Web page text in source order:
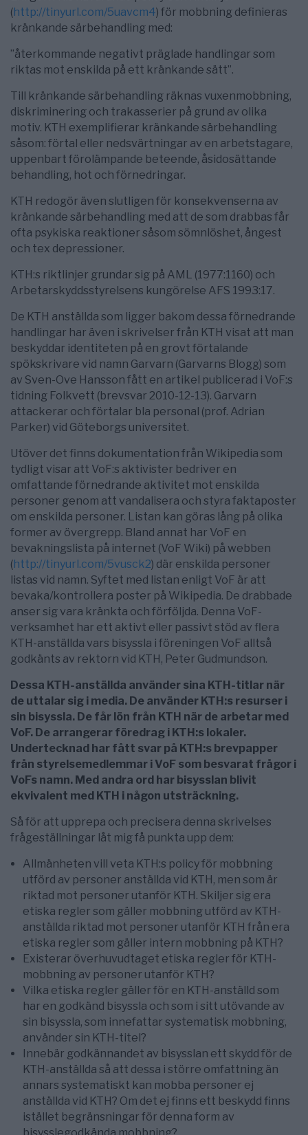
(http://tinyurl.com/5uavcm4) för mobbning definieras
kränkande särbehandling med:
”återkommande negativt präglade handlingar som
riktas mot enskilda på ett kränkande sätt”.
Till kränkande särbehandling räknas vuxenmobbning,
diskriminering och trakasserier på grund av olika
motiv. KTH exemplifierar kränkande särbehandling
såsom: förtal eller nedsvärtningar av en arbetstagare,
uppenbart förolämpande beteende, åsidosättande
behandling, hot och förnedringar.
KTH redogör även slutligen för konsekvenserna av
kränkande särbehandling med att de som drabbas får
ofta psykiska reaktioner såsom sömnlöshet, ångest
och tex depressioner.
KTH:s riktlinjer grundar sig på AML (1977:1160) och
Arbetarskyddsstyrelsens kungörelse AFS 1993:17.
De KTH anställda som ligger bakom dessa förnedrande
handlingar har även i skrivelser från KTH visat att man
beskyddar identiteten på en grovt förtalande
spökskrivare vid namn Garvarn (Garvarns Blogg) som
av Sven-Ove Hansson fått en artikel publicerad i VoF:s
tidning Folkvett (brevsvar 2010-12-13). Garvarn
attackerar och förtalar bla personal (prof. Adrian
Parker) vid Göteborgs universitet.
Utöver det finns dokumentation från Wikipedia som
tydligt visar att VoF:s aktivister bedriver en
omfattande förnedrande aktivitet mot enskilda
personer genom att vandalisera och styra faktaposter
om enskilda personer. Listan kan göras lång på olika
former av övergrepp. Bland annat har VoF en
bevakningslista på internet (VoF Wiki) på webben
(http://tinyurl.com/5vusck2) där enskilda personer
listas vid namn. Syftet med listan enligt VoF är att
bevaka/kontrollera poster på Wikipedia. De drabbade
anser sig vara kränkta och förföljda. Denna VoF-
verksamhet har ett aktivt eller passivt stöd av flera
KTH-anställda vars bisyssla i föreningen VoF alltså
godkänts av rektorn vid KTH, Peter Gudmundson.
Dessa KTH-anställda använder sina KTH-titlar när
de uttalar sig i media. De använder KTH:s resurser i
sin bisyssla. De får lön från KTH när de arbetar med
VoF. De arrangerar föredrag i KTH:s lokaler.
Undertecknad har fått svar på KTH:s brevpapper
från styrelsemedlemmar i VoF som besvarat frågor i
VoFs namn. Med andra ord har bisysslan blivit
ekvivalent med KTH i någon utsträckning.
Så för att upprepa och precisera denna skrivelses
frågeställningar låt mig få punkta upp dem:
Allmänheten vill veta KTH:s policy för mobbning
utförd av personer anställda vid KTH, men som är
riktad mot personer utanför KTH. Skiljer sig era
etiska regler som gäller mobbning utförd av KTH-
anställda riktad mot personer utanför KTH från era
etiska regler som gäller intern mobbning på KTH?
Existerar överhuvudtaget etiska regler för KTH-
mobbning av personer utanför KTH?
Vilka etiska regler gäller för en KTH-anställd som
har en godkänd bisyssla och som i sitt utövande av
sin bisyssla, som innefattar systematisk mobbning,
använder sin KTH-titel?
Innebär godkännandet av bisysslan ett skydd för de
KTH-anställda så att dessa i större omfattning än
annars systematiskt kan mobba personer ej
anställda vid KTH? Om det ej finns ett beskydd finns
istället begränsningar för denna form av